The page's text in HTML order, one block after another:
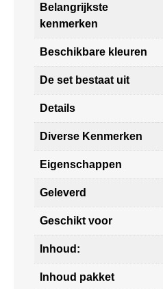
Belangrijkste
kenmerken
Beschikbare kleuren
De set bestaat uit
Details
Diverse Kenmerken
Eigenschappen
Geleverd
Geschikt voor
Inhoud:
Inhoud pakket